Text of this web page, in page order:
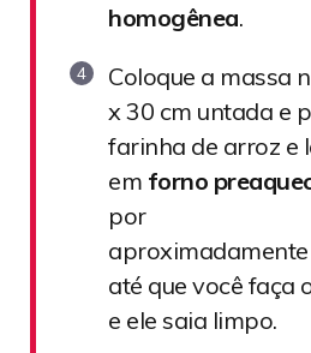
homogênea.
Coloque a massa
x 30 cm untada e
farinha de arroz e
em forno
por
aproximadamente
até que você faça
e ele saia limpo.